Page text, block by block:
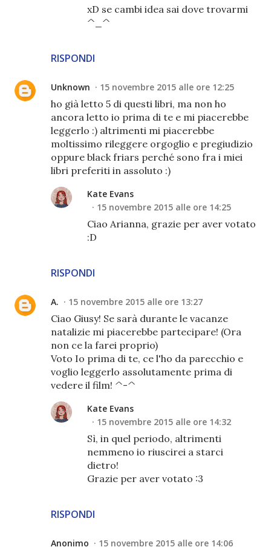
RISPONDI
xD se cambi idea sai dove trovarmi
^_^
Unknown 15 novembre 2015 alle ore 12:25
ho già letto 5 di questi libri, ma non ho
ancora letto io prima di te e mi piacerebbe
leggerlo :) altrimenti mi piacerebbe
moltissimo rileggere orgoglio e pregiudizio
oppure black friars perché sono fra i miei
libri preferiti in assoluto :)
RISPONDI
Kate Evans
15 novembre 2015 alle ore 14:25
Ciao Arianna, grazie per aver votato
:D
A. 15 novembre 2015 alle ore 13:27
Ciao Giusy! Se sarà durante le vacanze
natalizie mi piacerebbe partecipare! (Ora
non ce la farei proprio)
Voto Io prima di te, ce l'ho da parecchio e
voglio leggerlo assolutamente prima di
vedere il film! ^-^
RISPONDI
Kate Evans
15 novembre 2015 alle ore 14:32
Sì, in quel periodo, altrimenti
nemmeno io riuscirei a starci
dietro!
Grazie per aver votato :3
Anonimo 15 novembre 2015 alle ore 14:06